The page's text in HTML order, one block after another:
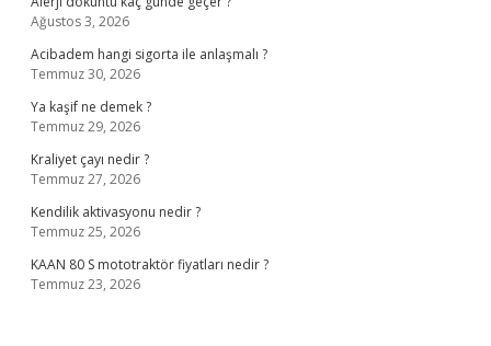
Ağustos 3, 2026
Acibadem hangi sigorta ile anlaşmalı ?
Temmuz 30, 2026
Ya kaşif ne demek ?
Temmuz 29, 2026
Kraliyet çayı nedir ?
Temmuz 27, 2026
Kendilik aktivasyonu nedir ?
Temmuz 25, 2026
KAAN 80 S mototraktör fiyatları nedir ?
Temmuz 23, 2026